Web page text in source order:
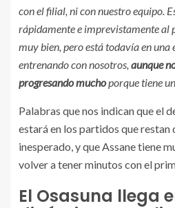
con el filial, ni con nuestro equipo.
rápidamente e imprevistamente al
muy bien, pero está todavía en
entrenando con nosotros, aunque
progresando muchoporque tiene
Palabras que nos indican que el
estará en los partidos que restan
inesperado, y que Assane tiene
volver a tener minutos con el
El Osasuna llega